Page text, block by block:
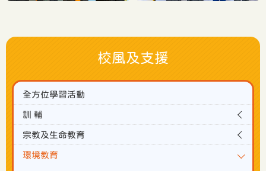
校風及支援
全方位學習活動
訓 輔
宗教及生命教育
環境教育